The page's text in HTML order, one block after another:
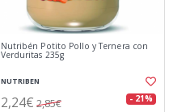
Nutribén Potito Pollo y Ternera con
Verduritas 235g
NUTRIBEN
2,24€ 2,85€ - 21%